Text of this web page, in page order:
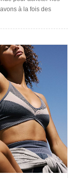
à la fois des